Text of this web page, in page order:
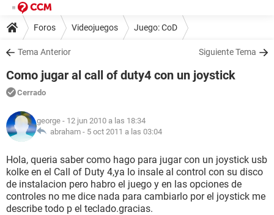
Foros Videojuegos Juego: CoD
Tema Anterior Siguiente Tema
Como jugar al call of duty4 con un joystick
Cerrado
george - 12 jun 2010 a las 18:34
abraham - 5 oct 2011 a las 03:04
Hola, queria saber como hago para jugar con un joystick usb
kolke en el Call of Duty 4,ya lo insale al control con su disco
de instalacion pero habro el juego y en las opciones de
controles no me dice nada para cambiarlo por el joystick me
describe todo p el teclado.gracias.